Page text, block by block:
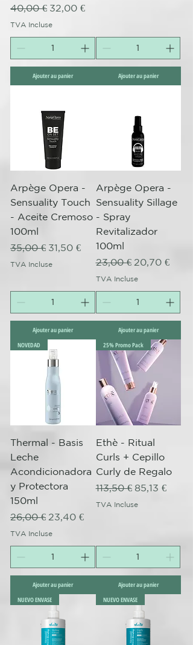
Prix original
40,00 € Prix promotionnel
32,00 €
TVA Incluse
Ajouter au panier Ajouter au panier
Arpège Opera -
Sensuality Touch
- Aceite Cremoso
100ml
Prix original
35,00 € Prix promotionnel
31,50 €
TVA Incluse
Ajouter au panier
Arpège Opera -
Sensuality Sillage
- Spray
Revitalizador
100ml
Prix original
23,00 € Prix
20,70 €
TVA Incluse
Ajouter au panier
NOVEDAD
Thermal - Basis
Leche
Acondicionadora
y Protectora
150ml
Prix original
26,00 € Prix promotionnel
23,40 €
TVA Incluse
Ajouter au panier
25% Promo Pack
Ethè - Ritual
Curls + Cepillo
Curly de Regalo
Prix original
113,50 € Prix
85,13 €
TVA Incluse
Ajouter au panier
NUEVO ENVASE
NUEVO ENVASE